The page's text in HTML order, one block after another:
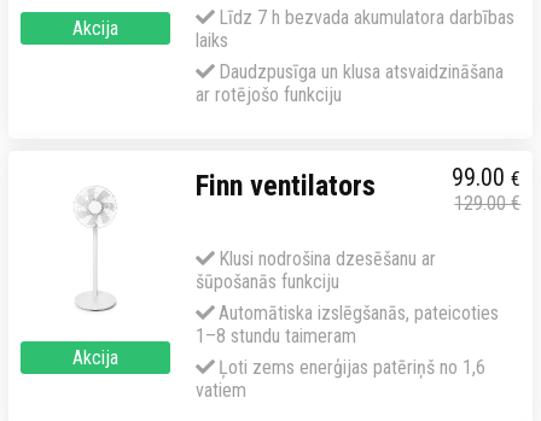
Akcija
Līdz 7 h bezvada akumulatora darbības
laiks
Daudzpusīga un klusa atsvaidzināšana
ar rotējošo funkciju
Akcija
99.00€
129.00€
Finn ventilators
Klusi nodrošina dzesēšanu ar
šūpošanās funkciju
Automātiska izslēgšanās, pateicoties
1–8 stundu taimeram
Ļoti zems enerģijas patēriņš no 1,6
vatiem